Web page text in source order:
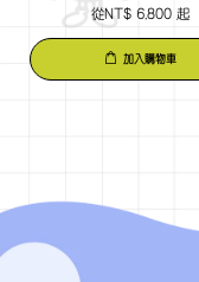
從NT$ 6,800 起
加入購物車